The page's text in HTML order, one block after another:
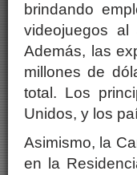
brindando
videojuegos
Además, las
millones de
total. Los
Unidos, y los
Asimismo, la
en la